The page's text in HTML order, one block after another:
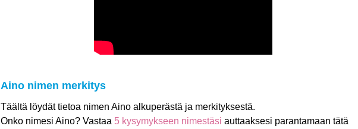
Aino nimen merkitys
Täältä löydät tietoa nimen Aino alkuperästä ja merkityksestä.
Onko nimesi Aino? Vastaa 5 kysymykseen nimestäsi auttaaksesi parantamaan tätä